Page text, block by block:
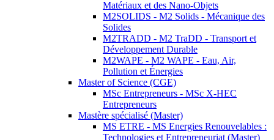
Matériaux et des Nano-Objets
M2SOLIDS - M2 Solids - Mécanique des
Solides
M2TRADD - M2 TraDD - Transport et
Développement Durable
M2WAPE - M2 WAPE - Eau, Air,
Pollution et Énergies
Master of Science (CGE)
MSc Entrepreneurs - MSc X-HEC
Entrepreneurs
Mastère spécialisé (Master)
MS ETRE - MS Energies Renouvelables :
Technologies et Entrepreneuriat (Master)